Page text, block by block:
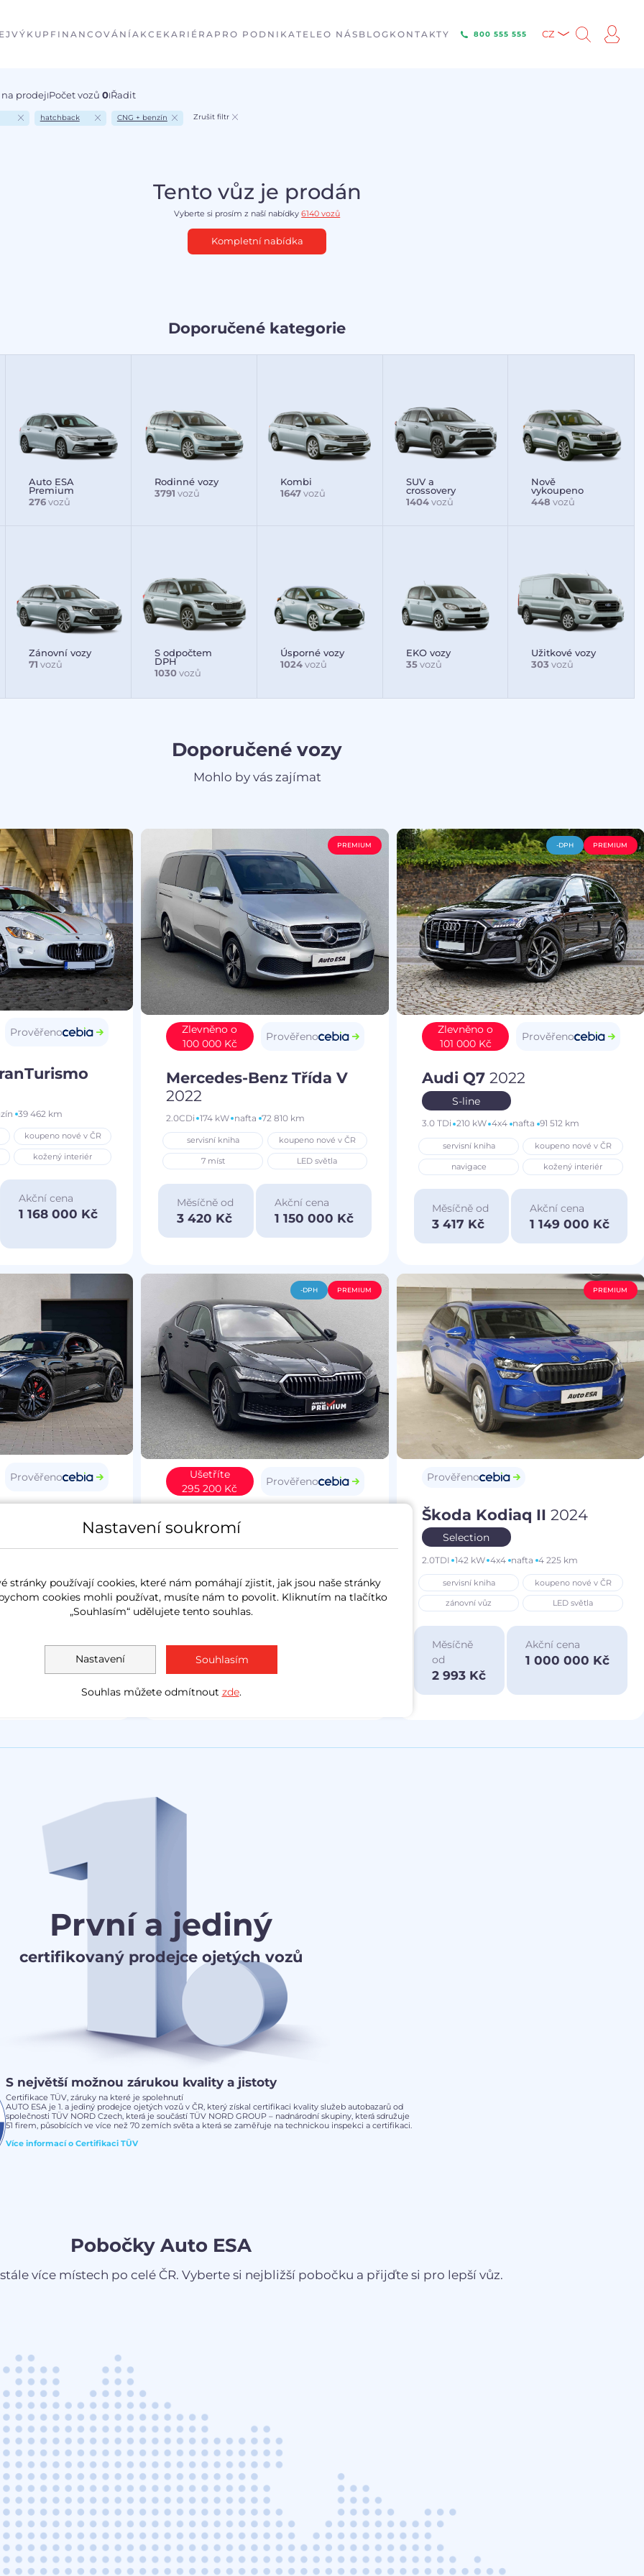
VÝKUP FINANCOVÁNÍAKCE KARIÉRA PRO PODNIKATELE O NÁS BLOG KONTAKTY 800 555 555 CZ
na prodejIPočet vozů 0IŘadit
hatchback CNG + benzín Zrušit filtr
Tento vůz je prodán
Vyberte si prosím z naší nabídky6140 vozů
Kompletní nabídka
Doporučené kategorie
Auto ESA
Premium
276 vozů
Rodinné vozy
3791 vozů
Kombi
1647vozů
SUV a
crossovery
1404vozů
Nově
vykoupeno
448 vozů
Zánovní vozy
71 vozů
S odpočtem
DPH
1030 vozů
Úsporné vozy
1024vozů
EKO vozy
35vozů
Užitkové vozy
303 vozů
Doporučené vozy
Mohlo by vás zajímat
Prověřeno
39 462 km
koupeno nové v ČR
kožený interiér
Akční cena
1 168 000 Kč
PREMIUM
Zlevněno o
100 000 Kč
Prověřeno
Mercedes-Benz Třída V
2022
2.0CDi 174 kW nafta 72 810 km
servisní kniha koupeno nové v ČR
7 míst LED světla
Měsíčně od
3 420 Kč
Akční cena
1 150 000 Kč
-DPH PREMIUM
Zlevněno o
101 000 Kč
Prověřeno
Audi Q7 2022
S-line
3.0 TDi 210 kW 4x4 nafta 91 512 km
servisní kniha koupeno nové v ČR
navigace kožený interiér
Měsíčně od
3 417 Kč
Akční cena
1 149 000 Kč
Prověřeno
panorama
-DPH PREMIUM
Ušetříte
295 200 Kč
Prověřeno
Škoda Superb IV
L&K
koupeno nové v ČR zánovní vůz
LED světla
Měsíčně
PREMIUM
Prověřeno
Škoda Kodiaq II 2024
Selection
2.0TDI 142 kW 4x4 nafta 4 225 km
servisní kniha koupeno nové v ČR
zánovní vůz LED světla
Měsíčně
od
2 993 Kč
Akční cena
1 000 000 Kč
První a jediný
certifikovaný prodejce ojetých vozů
S největší možnou zárukou kvality a jistoty
Certifikace TÜV, záruky na které je spolehnutí
AUTO ESA je 1. a jediný prodejce ojetých vozů v ČR, který získal certifikaci kvality služeb autobazarů od
společnosti TÜV NORD Czech, která je součástí TÜV NORD GROUP – nadnárodní skupiny, která sdružuje
51 firem, působících ve více než 70 zemích světa a která se zaměřuje na technickou inspekci a certifikaci.
Více informací o Certifikaci TÜV
Pobočky Auto ESA
více místech po celé ČR. Vyberte si nejbližší pobočku a přijďte si pro lepší vůz.
Nastavení soukromí
stránky používají cookies, které nám pomáhají zjistit, jak jsou naše stránky
cookies mohli používat, musíte nám to povolit. Kliknutím na tlačítko
„Souhlasím“ udělujete tento souhlas.
Nastavení Souhlasím
Souhlas můžete odmítnout zde.